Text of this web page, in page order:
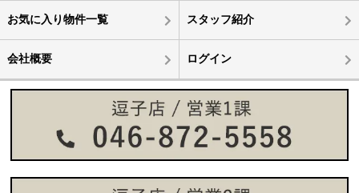
お気に入り物件一覧 スタッフ紹介
会社概要 ログイン